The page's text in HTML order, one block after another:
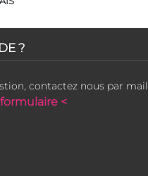
?
contactez nous par mail
<